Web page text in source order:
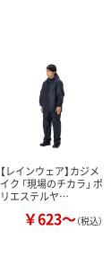
【レインウェア】カジメ
イク 「現場のチカラ」 ポ
リエステルヤ…
￥623～（税込）